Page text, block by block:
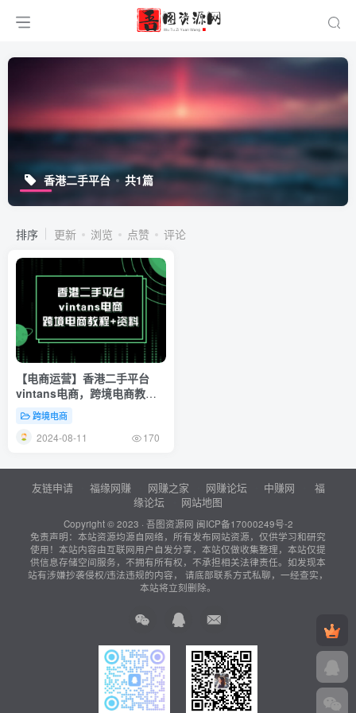
香港二手平台 共1篇
排序 更新 浏览 点赞 评论
【电商运营】香港二手平台
vintans电商，跨境电商教程
+资料跨境电商
2024-08-11 170
友链申请 福缘网赚 网赚之家 网赚论坛 中赚网
福
缘论坛
网站地图
Copyright © 2023 · 吾图资源网 闽ICP备17000249号-2
免责声明：本站资源均源自网络，所有发布网站资源，仅供学习和研究
使用！本站内容由互联网用户自发分享，本站仅做收集整理，本站仅提
供信息存储空间服务，不拥有所有权，不承担相关法律责任。如发现本
站有涉嫌抄袭侵权/违法违规的内容， 请底部联系方式私聊，一经查实，
本站将立刻删除。